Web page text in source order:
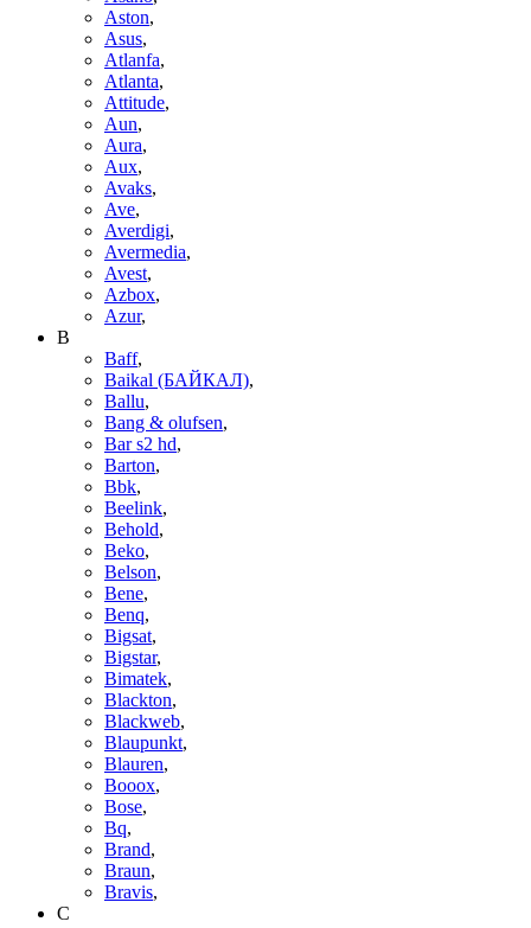
Aston,
Asus,
Atlanfa,
Atlanta,
Attitude,
Aun,
Aura,
Aux,
Avaks,
Ave,
Averdigi,
Avermedia,
Avest,
Azbox,
Azur,
B
Baff,
Baikal (БАЙКАЛ),
Ballu,
Bang & olufsen,
Bar s2 hd,
Barton,
Bbk,
Beelink,
Behold,
Beko,
Belson,
Bene,
Benq,
Bigsat,
Bigstar,
Bimatek,
Blackton,
Blackweb,
Blaupunkt,
Blauren,
Booox,
Bose,
Bq,
Brand,
Braun,
Bravis,
C